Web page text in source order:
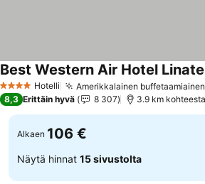
4 Tähtiluokitus
Hotelli Amerikkalainen buffetaamiainen
Best Western Air Hotel Linate
8,3 Erittäin hyvä 8 307 3.9 km
Alkaen 106 €
Näytä hinnat 15 sivustolta